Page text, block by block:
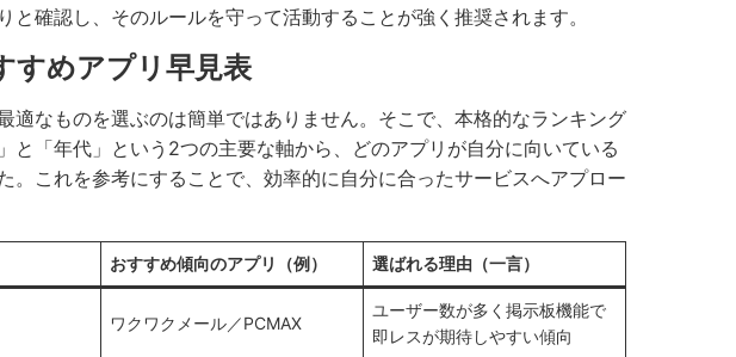
確認し、そのルールを守って活動することが強く推奨されます。
すめアプリ早見表
適なものを選ぶのは簡単ではありません。そこで、本格的なランキング
と「年代」という2つの主要な軸から、どのアプリが自分に向いている
。これを参考にすることで、効率的に自分に合ったサービスへアプロー
おすすめ傾向のアプリ（例） 選ばれる理由（一言）
ワクワクメール／PCMAX
ユーザー数が多く掲示板機能で
即レスが期待しやすい傾向